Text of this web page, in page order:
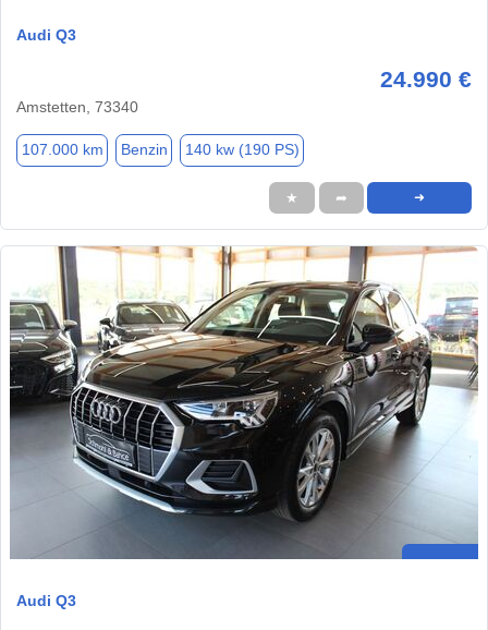
Audi Q3
24.990 €
Amstetten, 73340
107.000 km Benzin 140 kw (190 PS)
★ ➦ ➜
Audi Q3